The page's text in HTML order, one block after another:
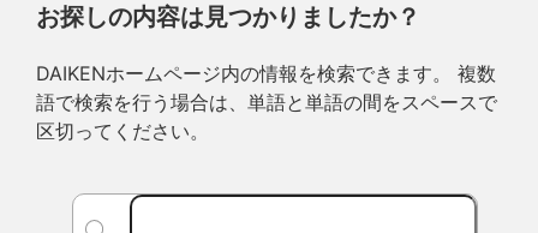
お探しの内容は見つかりましたか？
DAIKENホームページ内の情報を検索できます。 複数
語で検索を行う場合は、単語と単語の間をスペースで
区切ってください。